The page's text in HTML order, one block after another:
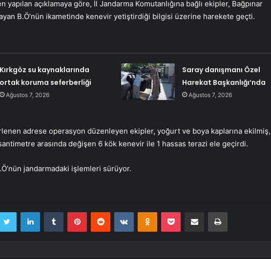
yapılan açıklamaya göre, İl Jandarma Komutanlığına bağlı ekipler, Bağpınar
B.Ö’nün ikametinde kenevir yetiştirdiği bilgisi üzerine harekete geçti.
Kırkgöz su kaynaklarında
ortak koruma seferberliği
Ağustos 7, 2026
Saray danışmanı Özel
Harekat Başkanlığı’nda
Ağustos 7, 2026
adrese operasyon düzenleyen ekipler, yoğurt ve boya kaplarına ekilmiş,
arasında değişen 6 kök kenevir ile 1 hassas terazi ele geçirdi.
jandarmadaki işlemleri sürüyor.
Twitter LinkedInTumblr PinterestReddit VKontakteOdnoklassniki
Pocket E-Posta ile paylaş Yazdır